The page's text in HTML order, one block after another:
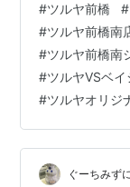
がら中に入る
ンド」という
ツルヤさんの通
伸びており、通
通路でさえお客
てゆき、突き
#ツルヤ前橋 #
#ツルヤ前橋
#ツルヤ前橋南
#ツルヤVSベイ
#ツルヤオリジ
ぐーちみず